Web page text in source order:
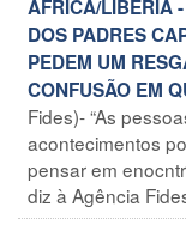
ÁFRICA/LIBÉRIA
DOS PADRES
PEDEM UM
CONFUSÃO EM
Fides)- “As
acontecimentos
pensar em
diz à Agência